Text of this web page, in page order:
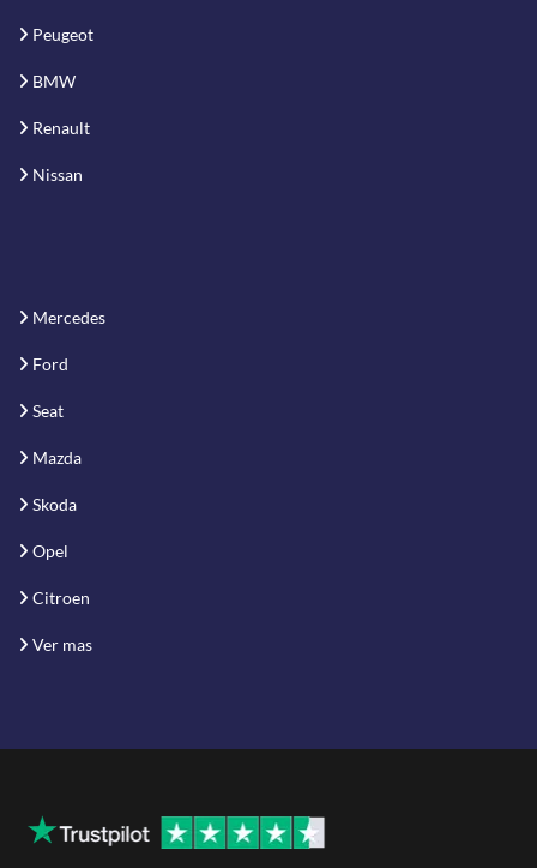
Peugeot
BMW
Renault
Nissan
Mercedes
Ford
Seat
Mazda
Skoda
Opel
Citroen
Ver mas